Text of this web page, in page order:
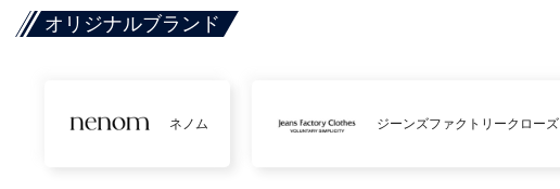
オリジナルブランド
ネノム ジーンズファクトリークローズ